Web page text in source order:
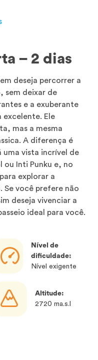
– 2 dias
deseja percorrer a
sem deixar de
e a exuberante
excelente. Ele
mas a mesma
A diferença é
vista incrível de
ou Inti Punku e, no
explorar a
Se você prefere não
deseja vivenciar a
ideal para você.
Nível de
dificuldade:
Nível exigente
Altitude:
2720 ​​ma.s.l